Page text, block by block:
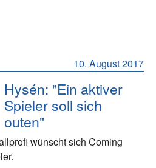
10. August 2017
Hysén: "Ein aktiver
Spieler soll sich
outen"
wünscht sich Coming